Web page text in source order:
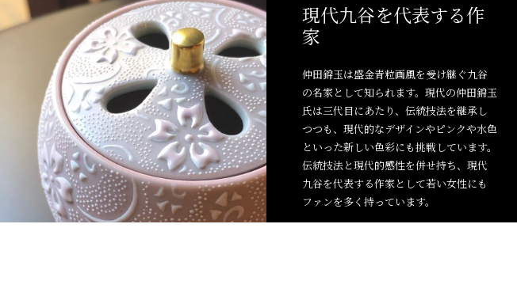
現代九谷を代表する作
家
仲田錦玉は盛金青粒画風を受け継ぐ九谷
の名家として知られます。現代の仲田錦玉
氏は三代目にあたり、伝統技法を継承し
つつも、現代的なデザインやピンクや水色
といった新しい色彩にも挑戦しています。
伝統技法と現代的感性を併せ持ち、現代
九谷を代表する作家として若い女性にも
ファンを多く持っています。